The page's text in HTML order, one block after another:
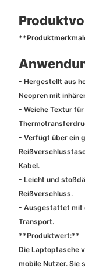
- Hergestellt aus
Neopren mit
- Weiche Textur
- Verfügt über ein
Kabel.
- Leicht und
Reißverschluss.
- Ausgestattet mit
Transport.
**Produktwert:**
Die Laptoptasche
mobile Nutzer. Sie